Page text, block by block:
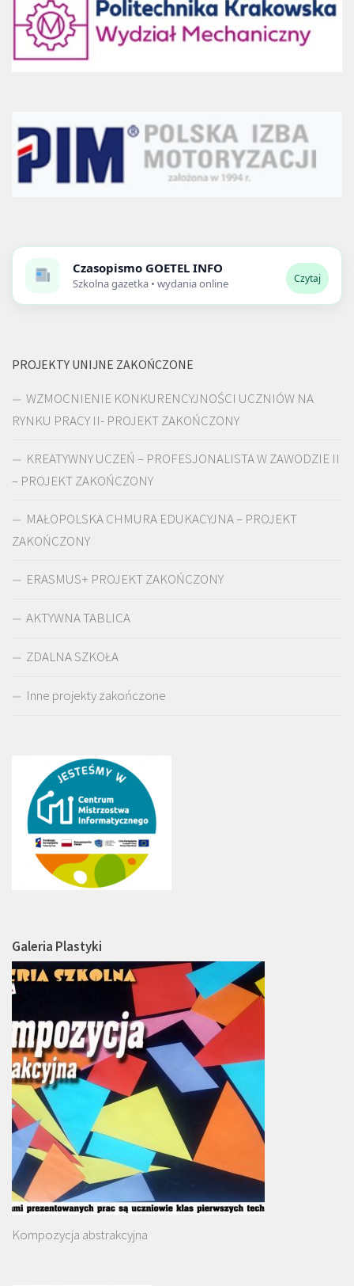
Czasopismo GOETEL INFO
Szkolna gazetka • wydania online Czytaj
PROJEKTY UNIJNE ZAKOŃCZONE
WZMOCNIENIE KONKURENCYJNOŚCI UCZNIÓW NA
RYNKU PRACY II- PROJEKT ZAKOŃCZONY
KREATYWNY UCZEŃ – PROFESJONALISTA W ZAWODZIE II
– PROJEKT ZAKOŃCZONY
MAŁOPOLSKA CHMURA EDUKACYJNA – PROJEKT
ZAKOŃCZONY
ERASMUS+ PROJEKT ZAKOŃCZONY
AKTYWNA TABLICA
ZDALNA SZKOŁA
Inne projekty zakończone
Galeria Plastyki
Kompozycja abstrakcyjna